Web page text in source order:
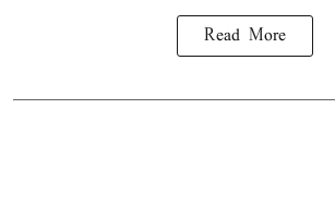
Read More